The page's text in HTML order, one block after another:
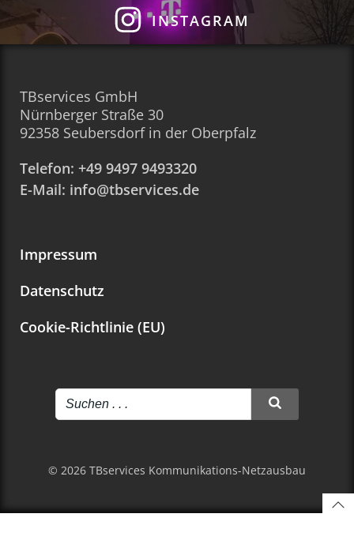
INSTAGRAM
Impressum
Datenschutz
Cookie-Richtlinie (EU)
TBservices GmbH
Nürnberger Straße 30
92358 Seubersdorf in der Oberpfalz
Telefon: +49 9497 9493320
E-Mail: info@tbservices.de
© 2026 TBservices Kommunikations-Netzausbau